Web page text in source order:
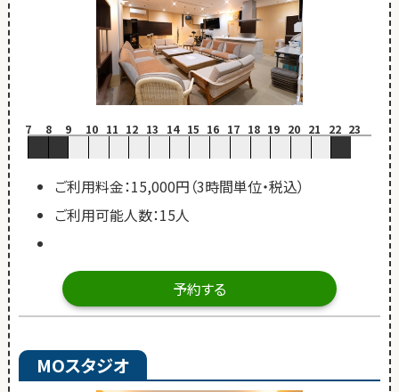
7 8 9 10 11 12 13 14 15 16 17 18 19 20 21 22 23
ご利用料金：15,000円（3時間単位・税込）
ご利用可能人数：15人
予約する
MOスタジオ